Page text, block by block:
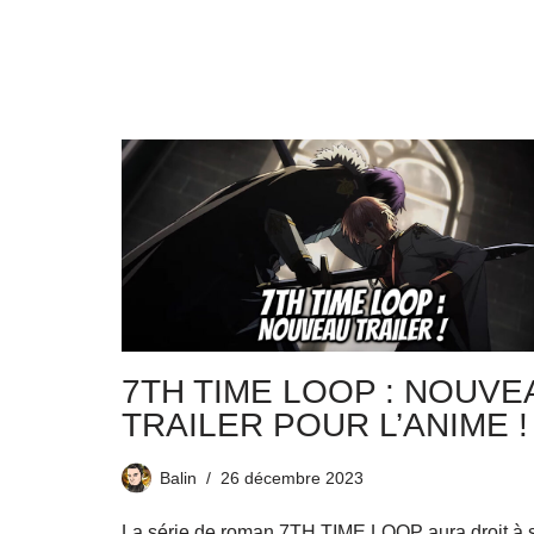
7TH TIME LOOP :
TRAILER POUR L’ANIME !
Balin 26 décembre 2023